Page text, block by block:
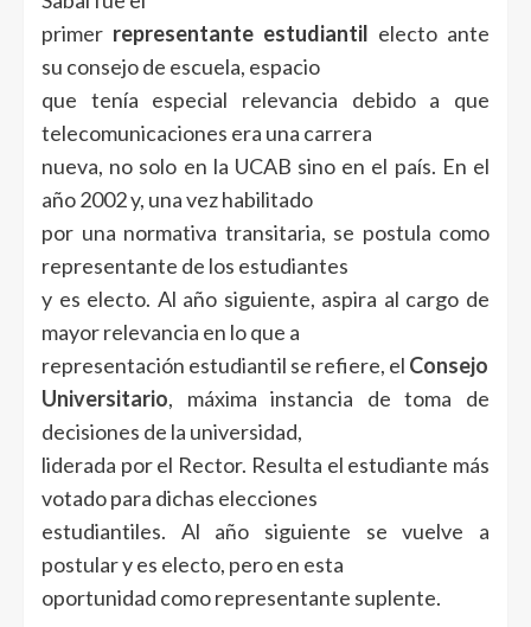
primer representante estudiantil electo ante
su consejo de escuela, espacio
que tenía especial relevancia debido a que
telecomunicaciones era una carrera
nueva, no solo en la UCAB sino en el país. En el
año 2002 y, una vez habilitado
por una normativa transitaria, se postula como
representante de los estudiantes
y es electo. Al año siguiente, aspira al cargo de
mayor relevancia en lo que a
representación estudiantil se refiere, el Consejo
Universitario, máxima instancia de toma de
decisiones de la universidad,
liderada por el Rector. Resulta el estudiante más
votado para dichas elecciones
estudiantiles. Al año siguiente se vuelve a
postular y es electo, pero en esta
oportunidad como representante suplente.